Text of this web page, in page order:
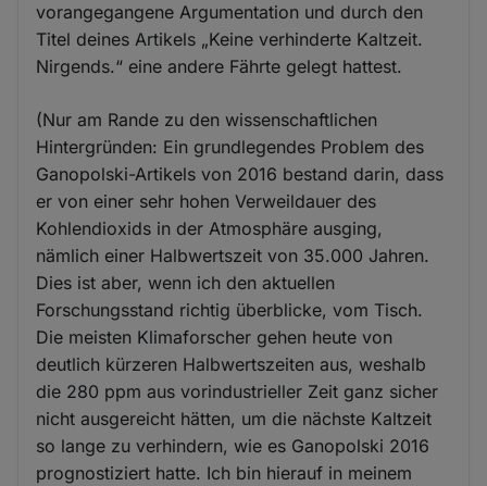
vorangegangene Argumentation und durch den
Titel deines Artikels „Keine verhinderte Kaltzeit.
Nirgends.“ eine andere Fährte gelegt hattest.
(Nur am Rande zu den wissenschaftlichen
Hintergründen: Ein grundlegendes Problem des
Ganopolski-Artikels von 2016 bestand darin, dass
er von einer sehr hohen Verweildauer des
Kohlendioxids in der Atmosphäre ausging,
nämlich einer Halbwertszeit von 35.000 Jahren.
Dies ist aber, wenn ich den aktuellen
Forschungsstand richtig überblicke, vom Tisch.
Die meisten Klimaforscher gehen heute von
deutlich kürzeren Halbwertszeiten aus, weshalb
die 280 ppm aus vorindustrieller Zeit ganz sicher
nicht ausgereicht hätten, um die nächste Kaltzeit
so lange zu verhindern, wie es Ganopolski 2016
prognostiziert hatte. Ich bin hierauf in meinem